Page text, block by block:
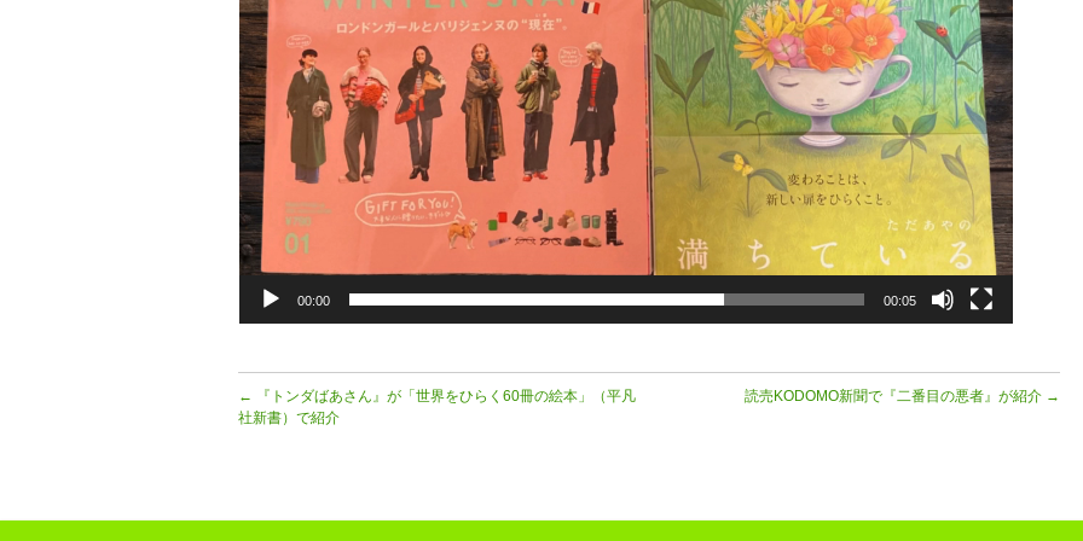
00:00 00:05
←
『トンダばあさん』が「世界をひらく60冊の絵本」（平凡
社新書）で紹介
読売KODOMO新聞で『二番目の悪者』が紹介 →